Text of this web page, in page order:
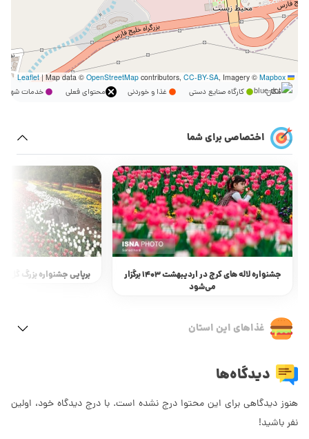
Leaflet
|Map data © OpenStreetMapcontributors, CC-BY-SA, Imagery © Mapbox
مکان کارگاه صنایع دستی غذا و خوردنی محتوای فعلی خدمات
اختصاصی برای شما
جشنواره لاله های کرج در اردیبهشت 1403 برگزار
می‌شود
برپایی جشنواره بزرگ گل لاله
غذاهای این استان
دیدگاه‌ها
هنوز دیدگاهی برای این محتوا درج نشده است. با درج دیدگاه خود، اولین
نفر باشید!